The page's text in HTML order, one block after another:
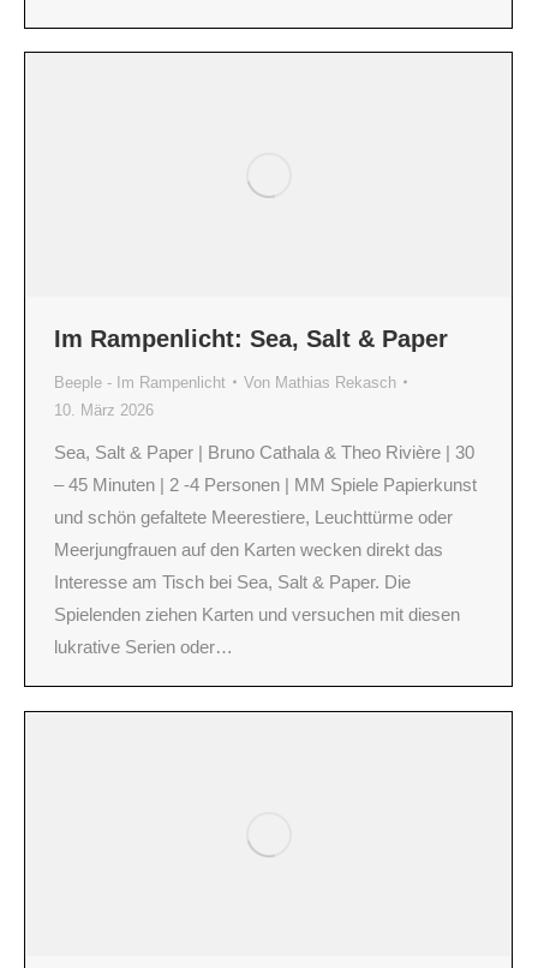
Im Rampenlicht: Sea, Salt & Paper
Beeple - Im Rampenlicht Von Mathias Rekasch
10. März 2026
Sea, Salt & Paper | Bruno Cathala & Theo Rivière | 30
– 45 Minuten | 2 -4 Personen | MM Spiele Papierkunst
und schön gefaltete Meerestiere, Leuchttürme oder
Meerjungfrauen auf den Karten wecken direkt das
Interesse am Tisch bei Sea, Salt & Paper. Die
Spielenden ziehen Karten und versuchen mit diesen
lukrative Serien oder…